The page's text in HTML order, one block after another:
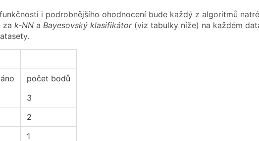
i podrobnějšího ohodnocení bude každý z algoritmů
za k-NN a Bayesovský klasifikátor(viz tabulky níže) na každém
počet bodů
3
2
1